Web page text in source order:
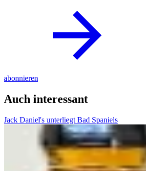
abonnieren
Auch interessant
Jack Daniel's unterliegt Bad Spaniels